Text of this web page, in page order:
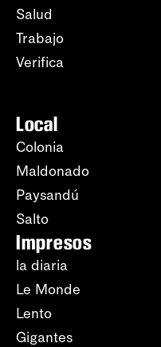
Salud
Trabajo
Verifica
Local
Colonia
Maldonado
Paysandú
Salto
Impresos
la diaria
Le Monde
Lento
Gigantes